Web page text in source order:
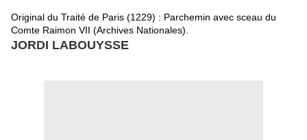
Original du Traité de Paris (1229) : Parchemin avec sceau du
Comte Raimon VII (Archives Nationales).
JORDI LABOUYSSE